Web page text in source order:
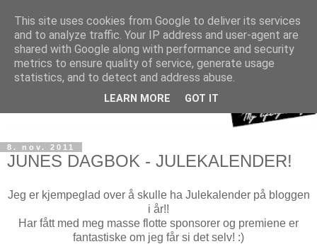
8. nov. 2011
JUNES DAGBOK - JULEKALENDER!
Jeg er kjempeglad over å skulle ha Julekalender på bloggen
i år!!
Har fått med meg masse flotte sponsorer og premiene er
fantastiske om jeg får si det selv! :)
This site uses cookies from Google to deliver its services
and to analyze traffic. Your IP address and user-agent are
shared with Google along with performance and security
metrics to ensure quality of service, generate usage
statistics, and to detect and address abuse.
LEARN MORE GOT IT